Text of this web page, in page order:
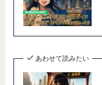
あわせて読みたい